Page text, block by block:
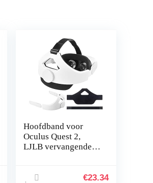
Hoofdband voor
Oculus Quest 2,
LJLB vervangende
verstelbaar
€23.34